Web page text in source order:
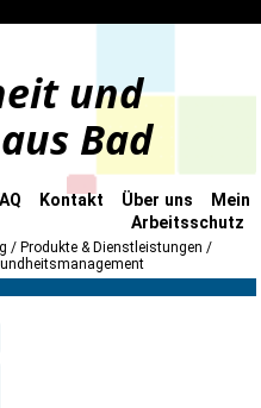
und
Bad
Kontakt Über uns
Mein
Arbeitsschutz
Produkte & Dienstleistungen